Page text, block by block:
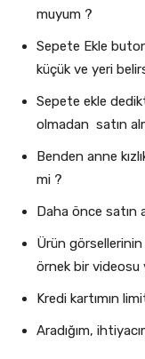
muyum ?
Sepete Ekle
küçük ve yeri
Sepete ekle
olmadan satın
Benden anne
mi ?
Daha önce satın
Ürün
örnek bir videosu
Kredi kartımın
Aradığım,